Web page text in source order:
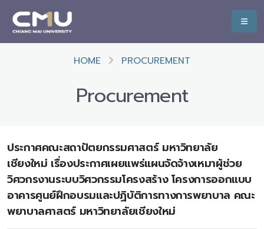
HOME PROCUREMENT
Procurement
ประกาศคณะสถาปัตยกรรมศาสตร์ มหาวิทยาลัย
เชียงใหม่ เรื่องประกาศเผยแพร่แผนจัดจ้างเหมาผู้ช่วย
วิศวกรงานระบบวิศวกรรมโครงสร้าง โครงการออกแบบ
อาคารศูนย์ฝึกอบรมและปฏิบัติการทางการพยาบาล คณะ
พยาบาลศาสตร์ มหาวิทยาลัยเชียงใหม่